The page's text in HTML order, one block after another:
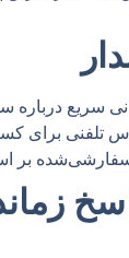
سریع درباره
تلفنی برای
سفارشی‌شده بر